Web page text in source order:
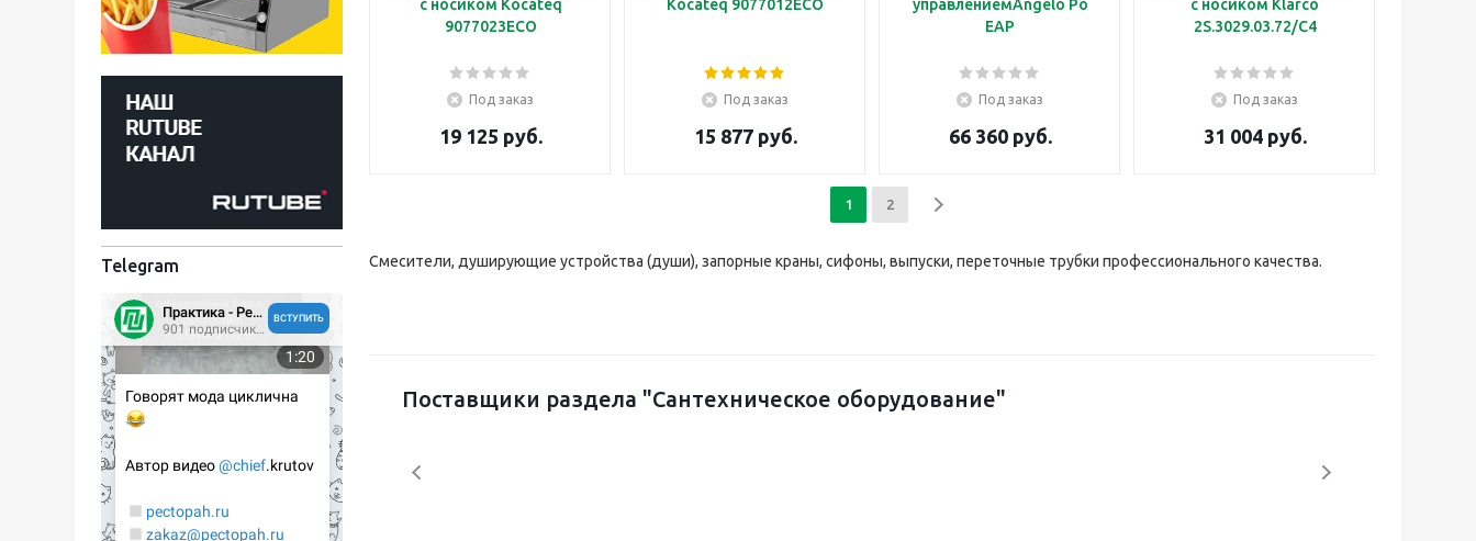
Telegram
с носиком Kocateq
9077023ECO
Под заказ
19 125 руб.
Kocateq 9077012ECO
Под заказ
15 877 руб.
управлениемAngelo Po
EAP
Под заказ
66 360 руб.
с носиком Klarco
2S.3029.03.72/C4
Под заказ
31 004 руб.
1 2
Смесители, душирующие устройства (души), запорные краны, сифоны, выпуски, переточные трубки профессионального качества.
Поставщики раздела "Сантехническое оборудование"